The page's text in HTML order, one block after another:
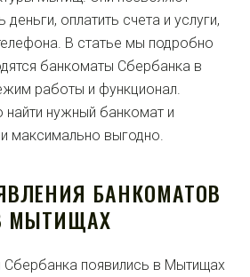
деньги, оплатить счета и услуги,
В статье мы подробно
банкоматы Сбербанка в
работы и функционал.
нужный банкомат и
максимально выгодно.
БАНКОМАТОВ
МЫТИЩАХ
появились в Мытищах